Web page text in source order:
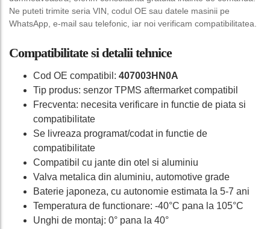
Ne puteti trimite seria VIN, codul OE sau datele masinii pe
WhatsApp, e-mail sau telefonic, iar noi verificam compatibilitatea.
Compatibilitate si detalii tehnice
Cod OE compatibil: 407003HN0A
Tip produs: senzor TPMS aftermarket compatibil
Frecventa: necesita verificare in functie de piata si
compatibilitate
Se livreaza programat/codat in functie de
compatibilitate
Compatibil cu jante din otel si aluminiu
Valva metalica din aluminiu, automotive grade
Baterie japoneza, cu autonomie estimata la 5-7 ani
Temperatura de functionare: -40°C pana la 105°C
Unghi de montaj: 0° pana la 40°